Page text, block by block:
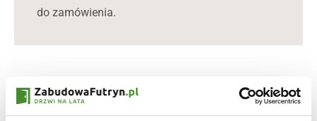
do zamówienia.
Drzwi Prestige PL to przykład, jak niewielki detal może